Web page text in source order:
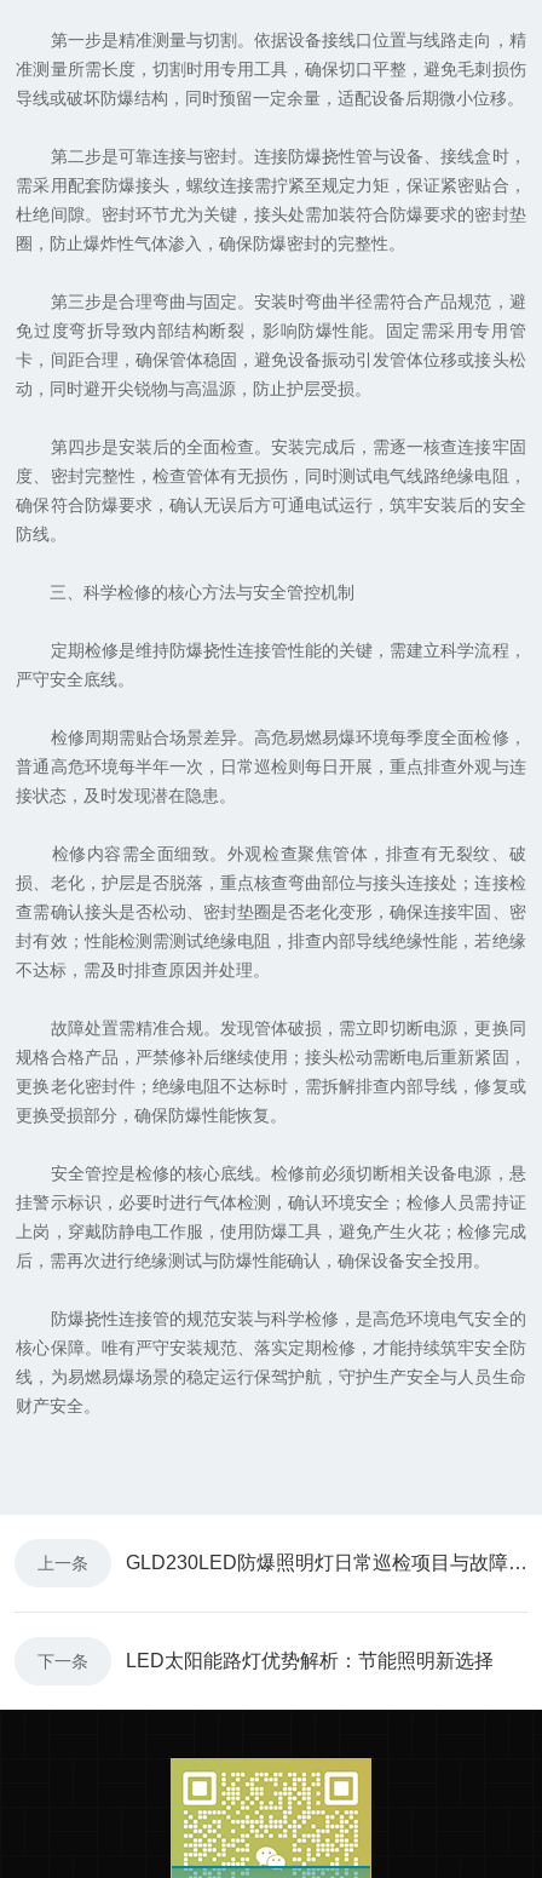
第一步是精准测量与切割。依据设备接线口位置与线路走向，精
准测量所需长度，切割时用专用工具，确保切口平整，避免毛刺损伤
导线或破坏防爆结构，同时预留一定余量，适配设备后期微小位移。
第二步是可靠连接与密封。连接防爆挠性管与设备、接线盒时，
需采用配套防爆接头，螺纹连接需拧紧至规定力矩，保证紧密贴合，
杜绝间隙。密封环节尤为关键，接头处需加装符合防爆要求的密封垫
圈，防止爆炸性气体渗入，确保防爆密封的完整性。
第三步是合理弯曲与固定。安装时弯曲半径需符合产品规范，避
免过度弯折导致内部结构断裂，影响防爆性能。固定需采用专用管
卡，间距合理，确保管体稳固，避免设备振动引发管体位移或接头松
动，同时避开尖锐物与高温源，防止护层受损。
第四步是安装后的全面检查。安装完成后，需逐一核查连接牢固
度、密封完整性，检查管体有无损伤，同时测试电气线路绝缘电阻，
确保符合防爆要求，确认无误后方可通电试运行，筑牢安装后的安全
防线。
三、科学检修的核心方法与安全管控机制
定期检修是维持防爆挠性连接管性能的关键，需建立科学流程，
严守安全底线。
检修周期需贴合场景差异。高危易燃易爆环境每季度全面检修，
普通高危环境每半年一次，日常巡检则每日开展，重点排查外观与连
接状态，及时发现潜在隐患。
检修内容需全面细致。外观检查聚焦管体，排查有无裂纹、破
损、老化，护层是否脱落，重点核查弯曲部位与接头连接处；连接检
查需确认接头是否松动、密封垫圈是否老化变形，确保连接牢固、密
封有效；性能检测需测试绝缘电阻，排查内部导线绝缘性能，若绝缘
不达标，需及时排查原因并处理。
故障处置需精准合规。发现管体破损，需立即切断电源，更换同
规格合格产品，严禁修补后继续使用；接头松动需断电后重新紧固，
更换老化密封件；绝缘电阻不达标时，需拆解排查内部导线，修复或
更换受损部分，确保防爆性能恢复。
安全管控是检修的核心底线。检修前必须切断相关设备电源，悬
挂警示标识，必要时进行气体检测，确认环境安全；检修人员需持证
上岗，穿戴防静电工作服，使用防爆工具，避免产生火花；检修完成
后，需再次进行绝缘测试与防爆性能确认，确保设备安全投用。
防爆挠性连接管的规范安装与科学检修，是高危环境电气安全的
核心保障。唯有严守安装规范、落实定期检修，才能持续筑牢安全防
线，为易燃易爆场景的稳定运行保驾护航，守护生产安全与人员生命
财产安全。
上一条 GLD230LED防爆照明灯日常巡检项目与故障排查方法
下一条 LED太阳能路灯优势解析：节能照明新选择